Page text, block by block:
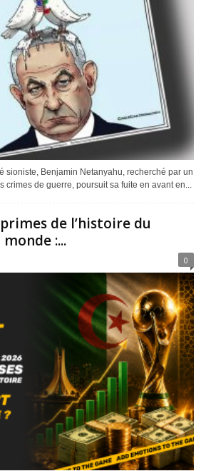
sioniste, Benjamin Netanyahu, recherché par un
crimes de guerre, poursuit sa fuite en avant en...
de l’histoire du
:...
0